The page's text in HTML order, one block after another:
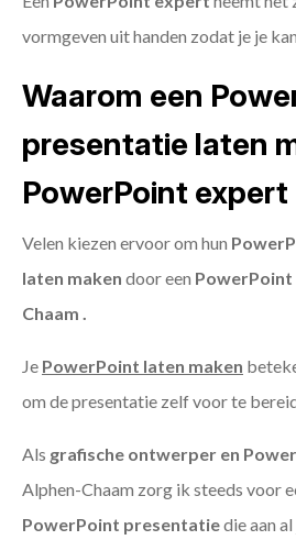
vormgeven uit handen zodat je je
Waarom een
presentatie laten
PowerPoint
Velen kiezen ervoor om hun
laten maken door een
Chaam .
Je PowerPoint laten maken
om de presentatie zelf voor te
Als grafische ontwerper en
Alphen-Chaam zorg ik steeds voor
PowerPoint presentatiedie aan